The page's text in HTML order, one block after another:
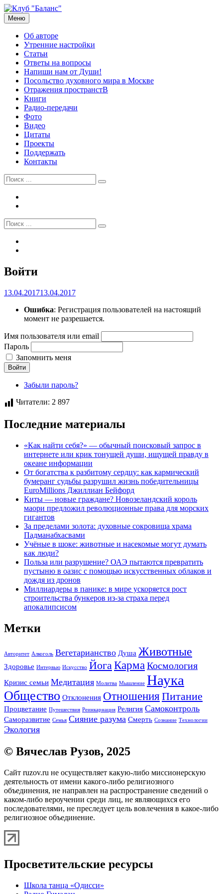
Перейти
к
содержимому
Рузов Вячеслав Олегович
Личный сайт
Меню
Об авторе
Утренние настройки
Статьи
Ответы на вопросы
Напиши нам от Души!
Посольство духовного мира в Москве
Отражения пространстВ
Книги
Радио-передачи
Фото
Видео
Цитаты
Проекты
Поддержать
Контакты
Найти:
Найти:
Наложение
сайта
Войти
Автор
Анна
13.04.201713.04.2017
Ошибка: Регистрация пользователей на настоящий
момент не разрешается.
Имя пользователя или email
Пароль
Запомнить меня
Войти
Забыли пароль?
Читатели: 2 897
Последние материалы
«Как найти себя?» — обычный поисковый запрос в
интернете или крик тонущей души, ищущей правду в
океане информации
От богатства к разбитому сердцу: как кармический
бумеранг судьбы разрушил жизнь победительницы
EuroMillions Джиллиан Бейфорд
Киты — новые граждане? Новозеландский король
маори предложил революционные права для морских
гигантов
За пределами золота: духовные сокровища храма
Падманабхасвами
Учёные в шоке: животные и насекомые могут думать
как люди?
Польза или разрушение? ОАЭ пытаются превратить
пустыню в оазис с помощью искусственных облаков и
дождя из дронов
Миллиардеры в панике: в мире ускоряется рост
строительства бункеров из-за страха перед
апокалипсисом
Метки
Авторитет Алкоголь Вегетарианство Душа Животные
Здоровье Интервью Искусство ЙогаКармаКосмология
Кризис семьи Медитация Молитва Мышление Наука
Общество Отклонения Отношения Питание
Процветание Путешествия Реинкарнация Религия Самоконтроль
Саморазвитие Семья Сияние разума Смерть Сознание Технологии
Экология
© Вячеслав Рузов, 2025
Сайт ruzov.ru не осуществляет какую-либо миссионерскую
деятельность от имени какого-либо религиозного
объединения, не направлен на распространение сведений о
каком-либо вероучении среди лиц, не являющихся его
последователями, не преследует цель вовлечения в какое-либо
религиозное объединение.
Просветительские ресурсы
Школа танца «Одисси»